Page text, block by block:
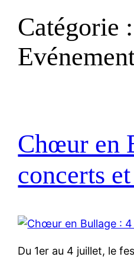
Catégorie :
Chœur en
concerts
Du 1er au 4 juillet, le